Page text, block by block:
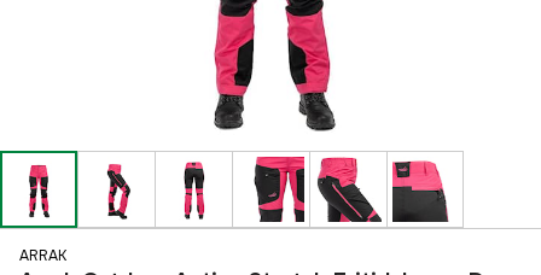
ARRAK